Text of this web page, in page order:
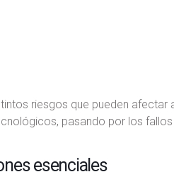
riesgos que pueden afectar
pasando por los
esenciales